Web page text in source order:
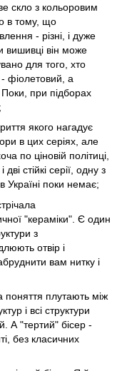
скло з кольоровим
в тому, що
- різні, і дуже
вишивці він може
для того, хто
фіолетовий, а
при підборах
якого нагадує
в цих серіях, але
по ціновій політиці,
стійкі серії, одну з
Україні поки немає;
"кераміки". Є один
з
отвір і
вам нитку і
поняття плутають між
і всі структури
А "тертий" бісер -
без класичних